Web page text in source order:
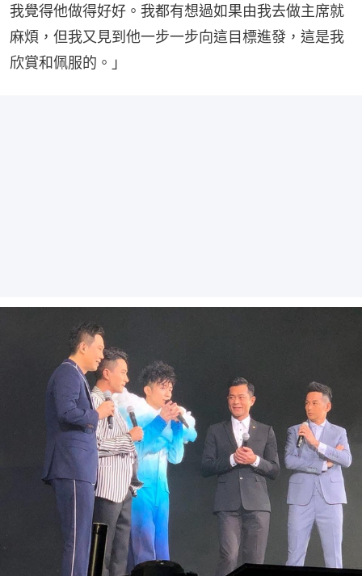
我覺得他做得好好。我都有想過如果由我去做主席就
麻煩，但我又見到他一步一步向這目標進發，這是我
欣賞和佩服的。」